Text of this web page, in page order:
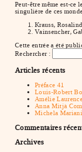
Peut-être même est-ce
singulière de ces
Krauss,
Vainsencher,
Cette entrée a été
Rechercher :
Articles récents
Préface 41
Louis-Robert
Amélie
Anna Mitjà
Michela
Commentaires
Archives